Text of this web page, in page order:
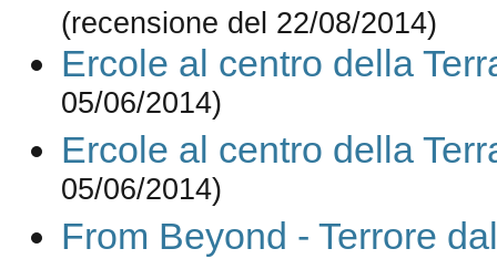
(recensione del 22/08/2014)
Ercole al centro della
05/06/2014)
Ercole al centro della
05/06/2014)
From Beyond - Terrore